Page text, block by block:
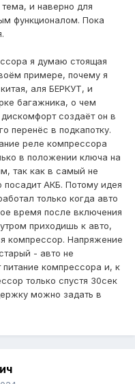
и наверно для
функционалом. Пока
я думаю стоящая
примере, почему я
аля БЕРКУТ, и
багажника, о чем
создаёт он в
перенёс в подкапотку.
реле компрессора
в положении ключа на
так как в самый не
посадит АКБ. Потому идея
только когда авто
время после включения
приходишь к авто,
компрессор. Напряжение
- авто не
питание компрессора и, к
только спустя 30сек
можно задать в